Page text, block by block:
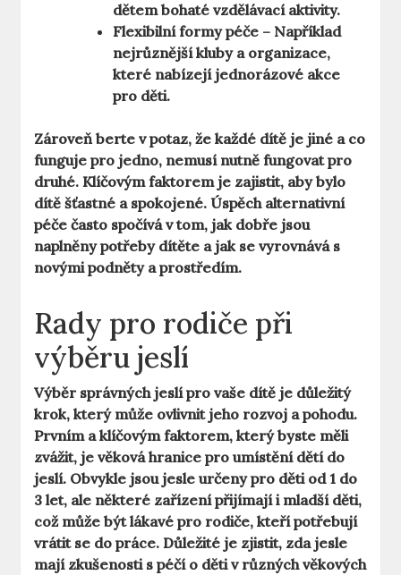
dětem bohaté vzdělávací aktivity.
Flexibilní formy péče – Například
nejrůznější kluby a organizace,
které nabízejí jednorázové akce
pro děti.
Zároveň berte v potaz, že každé dítě je jiné a co
funguje pro jedno, nemusí nutně fungovat pro
druhé. Klíčovým faktorem je zajistit, aby bylo
dítě šťastné a spokojené. Úspěch alternativní
péče často spočívá v tom, jak dobře jsou
naplněny potřeby dítěte a jak se vyrovnává s
novými podněty a prostředím.
Rady pro rodiče při
výběru jeslí
Výběr správných jeslí pro vaše dítě je důležitý
krok, který může ovlivnit jeho rozvoj a pohodu.
Prvním a klíčovým faktorem, který byste měli
zvážit, jevěková hranice pro umístění dětí do
jeslí. Obvykle jsou jesle určeny pro děti od 1 do
3 let, ale některé zařízení přijímají i mladší děti,
což může být lákavé pro rodiče, kteří potřebují
vrátit se do práce. Důležité je zjistit, zda jesle
mají zkušenosti s péčí o děti v různých věkových